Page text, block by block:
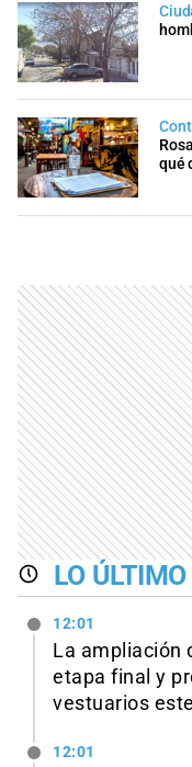
qué
LO ÚLTIMO
12:01
La ampliación
etapa final y
vestuarios
12:01